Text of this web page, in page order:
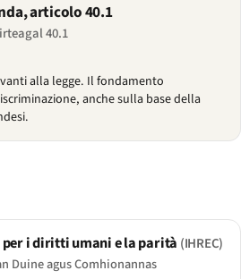
articolo 40.1
40.1
alla legge. Il fondamento
anche sulla base della
i diritti umani e la parità (IHREC)
Duine agus Comhionannas